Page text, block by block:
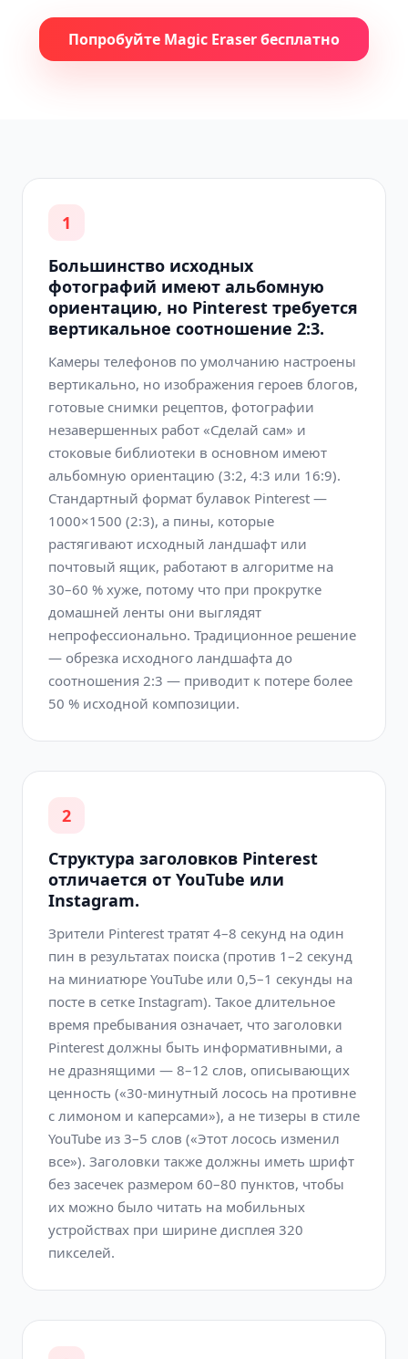
Попробуйте Magic Eraser бесплатно
1
Большинство исходных
фотографий имеют альбомную
ориентацию, но Pinterest требуется
вертикальное соотношение 2:3.
Камеры телефонов по умолчанию настроены
вертикально, но изображения героев блогов,
готовые снимки рецептов, фотографии
незавершенных работ «Сделай сам» и
стоковые библиотеки в основном имеют
альбомную ориентацию (3:2, 4:3 или 16:9).
Стандартный формат булавок Pinterest —
1000×1500 (2:3), а пины, которые
растягивают исходный ландшафт или
почтовый ящик, работают в алгоритме на
30–60 % хуже, потому что при прокрутке
домашней ленты они выглядят
непрофессионально. Традиционное решение
— обрезка исходного ландшафта до
соотношения 2:3 — приводит к потере более
50 % исходной композиции.
2
Структура заголовков Pinterest
отличается от YouTube или
Instagram.
Зрители Pinterest тратят 4–8 секунд на один
пин в результатах поиска (против 1–2 секунд
на миниатюре YouTube или 0,5–1 секунды на
посте в сетке Instagram). Такое длительное
время пребывания означает, что заголовки
Pinterest должны быть информативными, а
не дразнящими — 8–12 слов, описывающих
ценность («30-минутный лосось на противне
с лимоном и каперсами»), а не тизеры в стиле
YouTube из 3–5 слов («Этот лосось изменил
все»). Заголовки также должны иметь шрифт
без засечек размером 60–80 пунктов, чтобы
их можно было читать на мобильных
устройствах при ширине дисплея 320
пикселей.